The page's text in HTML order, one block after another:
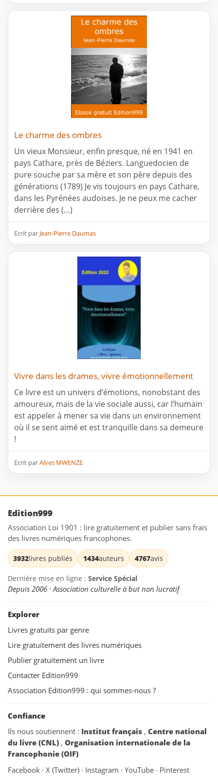
Le charme des ombres
Un vieux Monsieur, enfin presque, né en 1941 en
pays Cathare, près de Béziers. Languedocien de
pure souche par sa mère et son père depuis des
générations (1789) Je vis toujours en pays Cathare,
dans les Pyrénées audoises. Je ne peux me cacher
derrière des (…)
Ecrit par Jean-Pierre Daumas
Vivre dans les drames, vivre émotionnellement
Ce livre est un univers d’émotions, nonobstant des
amoureux, mais de la vie sociale aussi, car l’humain
est appeler à mener sa vie dans un environnement
où il se sent aimé et est tranquille dans sa demeure
!
Ecrit parAlves MWENZE
Edition999
Association Loi 1901 : lire gratuitement et publier sans frais
des livres numériques francophones.
3932livres publiés 1434auteurs 4767avis
Dernière mise en ligne : Service Spécial
Depuis 2006 · Association culturelle à but non lucratif
Explorer
Livres gratuits par genre
Lire gratuitement des livres numériques
Publier gratuitement un livre
Contacter Edition999
Association Edition999 : qui sommes-nous ?
Confiance
Ils nous soutiennent : Institut français , Centre national
du livre (CNL) , Organisation internationale de la
Francophonie (OIF)
Facebook · X (Twitter) · Instagram · YouTube · Pinterest